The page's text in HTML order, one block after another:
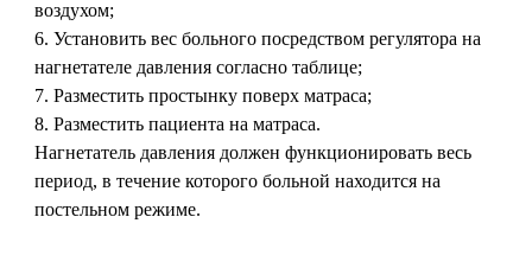
воздухом;
Установить вес больного посредством регулятора на
нагнетателе давления согласно таблице;
Разместить простынку поверх матраса;
Разместить пациента на матраса.
Нагнетатель давления должен функционировать весь
период, в течение которого больной находится на
постельном режиме.